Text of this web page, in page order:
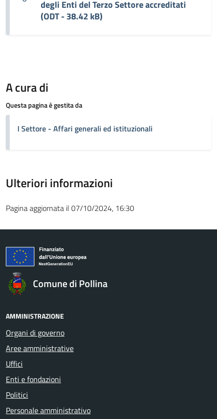
degli Enti del Terzo Settore accreditati
(ODT - 38.42 kB)
A cura di
Questa pagina è gestita da
I Settore - Affari generali ed istituzionali
Ulteriori informazioni
Pagina aggiornata il 07/10/2024, 16:30
Comune di Pollina
AMMINISTRAZIONE
Organi di governo
Aree amministrative
Uffici
Enti e fondazioni
Politici
Personale amministrativo